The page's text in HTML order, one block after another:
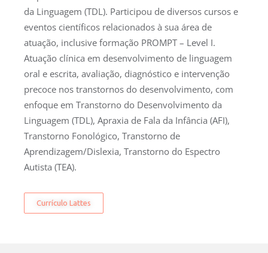
da Linguagem (TDL). Participou de diversos cursos e
eventos científicos relacionados à sua área de
atuação, inclusive formação PROMPT – Level I.
Atuação clínica em desenvolvimento de linguagem
oral e escrita, avaliação, diagnóstico e intervenção
precoce nos transtornos do desenvolvimento, com
enfoque em Transtorno do Desenvolvimento da
Linguagem (TDL), Apraxia de Fala da Infância (AFI),
Transtorno Fonológico, Transtorno de
Aprendizagem/Dislexia, Transtorno do Espectro
Autista (TEA).
Currículo Lattes